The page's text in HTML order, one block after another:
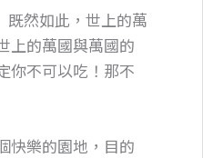
既然如此，世上的萬
上的萬國與萬國的
你不可以吃！那不
快樂的園地，目的